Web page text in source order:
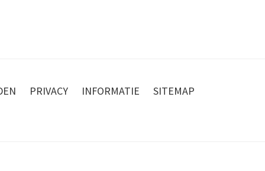
PRIVACY INFORMATIE SITEMAP